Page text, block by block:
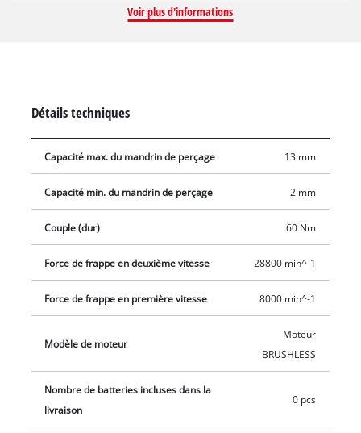
frappe (vitesse 1) : 0-8000 cps/min - Fréquence de frappe
Voir plus d'informations
Détails techniques
Capacité max. du mandrin de perçage 13 mm
Capacité min. du mandrin de perçage 2 mm
Couple (dur) 60 Nm
Force de frappe en deuxième vitesse 28800 min^-1
Force de frappe en première vitesse 8000 min^-1
Modèle de moteur
Moteur
BRUSHLESS
Nombre de batteries incluses dans la
livraison
0 pcs